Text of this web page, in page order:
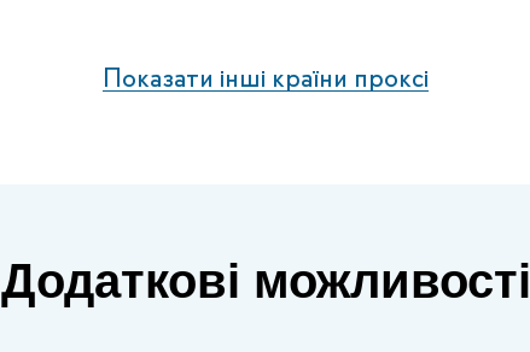
Показати інші країни проксі
Додаткові можливості